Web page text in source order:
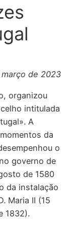
de 2023
organizou
intitulada
A
da
o
governo de
de 1580
da instalação
Maria II (15
1832).